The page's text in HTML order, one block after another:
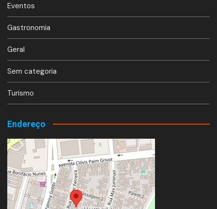
Eventos
Gastronomia
Geral
Sem categoria
Turismo
Endereço